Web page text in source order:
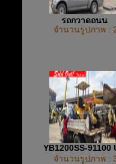
รถกวาดถนน
จำนวนรูปภาพ :
YB1200SS-91100
จำนวนรูปภาพ :